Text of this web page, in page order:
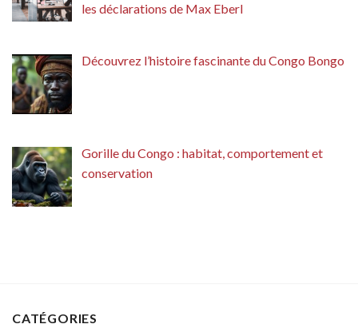
les déclarations de Max Eberl
Découvrez l’histoire fascinante du Congo Bongo
Gorille du Congo : habitat, comportement et
conservation
CATÉGORIES